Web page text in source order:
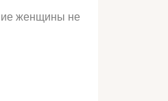
женщины не